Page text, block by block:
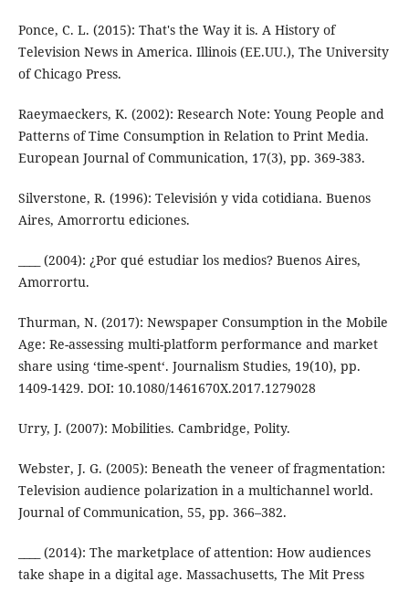
Ponce, C. L. (2015): That's the Way it is. A History of
Television News in America. Illinois (EE.UU.), The University
of Chicago Press.
Raeymaeckers, K. (2002): Research Note: Young People and
Patterns of Time Consumption in Relation to Print Media.
European Journal of Communication, 17(3), pp. 369-383.
Silverstone, R. (1996): Televisión y vida cotidiana. Buenos
Aires, Amorrortu ediciones.
____ (2004): ¿Por qué estudiar los medios? Buenos Aires,
Amorrortu.
Thurman, N. (2017): Newspaper Consumption in the Mobile
Age: Re-assessing multi-platform performance and market
share using ‘time-spent‘. Journalism Studies, 19(10), pp.
1409-1429. DOI: 10.1080/1461670X.2017.1279028
Urry, J. (2007): Mobilities. Cambridge, Polity.
Webster, J. G. (2005): Beneath the veneer of fragmentation:
Television audience polarization in a multichannel world.
Journal of Communication, 55, pp. 366–382.
____ (2014): The marketplace of attention: How audiences
take shape in a digital age. Massachusetts, The Mit Press